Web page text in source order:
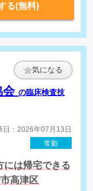
る(無料)
気になる
会の臨床検査技
日：2026年07月13日
常勤
には帰宅できる
高津区